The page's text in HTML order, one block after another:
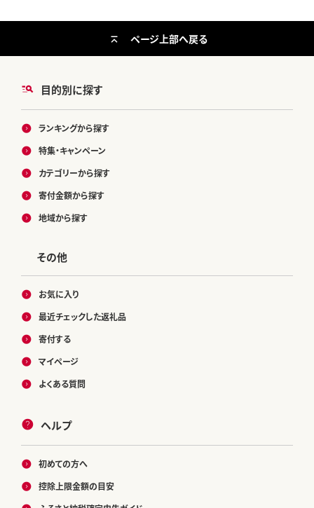
目的別に探す
ランキングから探す
特集・キャンペーン
カテゴリーから探す
寄付金額から探す
地域から探す
その他
お気に入り
最近チェックした返礼品
寄付する
マイページ
よくある質問
ヘルプ
初めての方へ
控除上限金額の目安
ページ上部へ戻る